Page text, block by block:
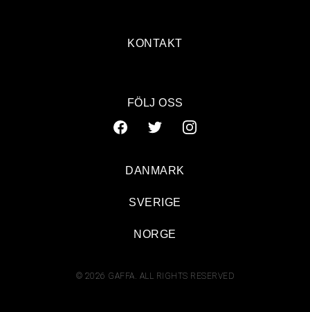
KONTAKT
FÖLJ OSS
© 2026 GAFFA. ALL RIGHTS RESERVED
DANMARK
SVERIGE
NORGE